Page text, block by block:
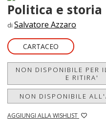
Politica e
di Salvatore Azzaro
CARTACEO
NON DISPONIBILE PER
E RITIRA'
NON DISPONIBILE
AGGIUNGI ALLA WISHLIST